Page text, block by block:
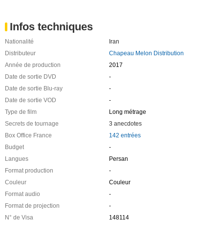
Infos techniques
Nationalité
Iran
Distributeur
Chapeau Melon Distribution
Année de production
2017
Date de sortie DVD
-
Date de sortie Blu-ray
-
Date de sortie VOD
-
Type de film
Long métrage
Secrets de tournage
3 anecdotes
Box Office France
142 entrées
Budget
-
Langues
Persan
Format production
-
Couleur
Couleur
Format audio
-
Format de projection
-
N° de Visa
148114